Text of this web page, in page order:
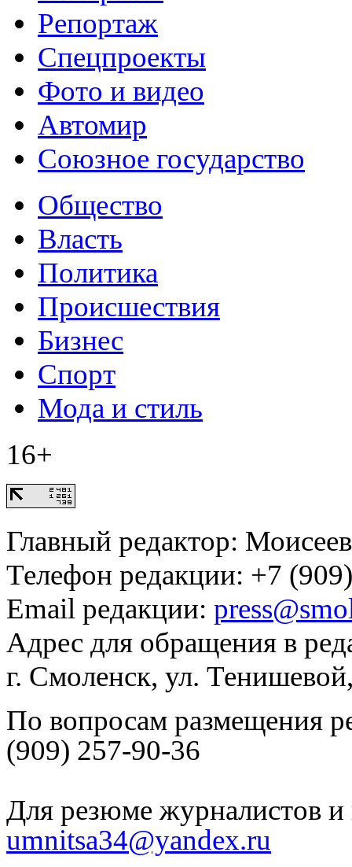
Репортаж
Спецпроекты
Фото и видео
Автомир
Союзное государство
Общество
Власть
Политика
Происшествия
Бизнес
Спорт
Мода и стиль
16+
Главный редактор:
Телефон редакции: +7
Email редакции:
Адрес для обращения в
г. Смоленск, ул.
По вопросам размещения
(909) 257-90-36
Для резюме журналистов и
umnitsa34@yandex.ru